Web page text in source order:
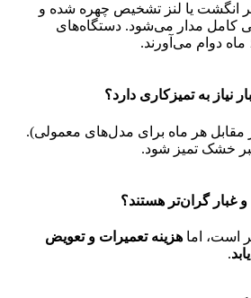
انگشت یا لنز تشخیص چهره شده و
کامل مدار می‌شود. دستگاه‌های
مقابل هر ماه برای مدل‌های معمولی).
خشک تمیز شود.
هزینه تعمیرات و تعویض
.